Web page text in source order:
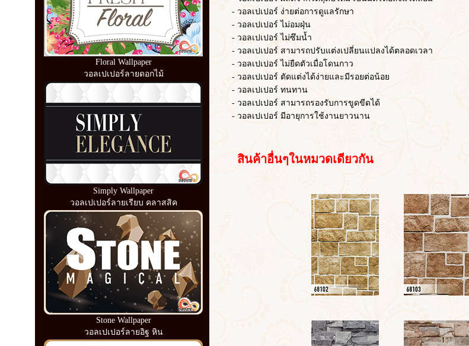
Floral Wallpaper
วอลเปเปอร์ลายดอกไม้
Simply Wallpaper
วอลเปเปอร์ลายเรียบ คลาสสิค
Stone Wallpaper
วอลเปเปอร์ลายอิฐ หิน
- วอลเปเปอร์ ง่ายต่อการดูแลรักษา
- วอลเปเปอร์ ไม่อมฝุ่น
- วอลเปเปอร์ ไม่ซึมน้ำ
- วอลเปเปอร์ สามารถปรับแต่งเปลี่ยนแปลงได้ตลอดเวลา
- วอลเปเปอร์ ไม่ยืดตัวเมื่อโดนกาว
- วอลเปเปอร์ ตัดแต่งได้ง่ายและมีรอยต่อน้อย
- วอลเปเปอร์ ทนทาน
- วอลเปเปอร์ สามารถรองรับการขูดขีดได้
- วอลเปเปอร์ มีอายุการใช้งานยาวนาน
สินค้าอื่นๆในหมวดเดียวกัน